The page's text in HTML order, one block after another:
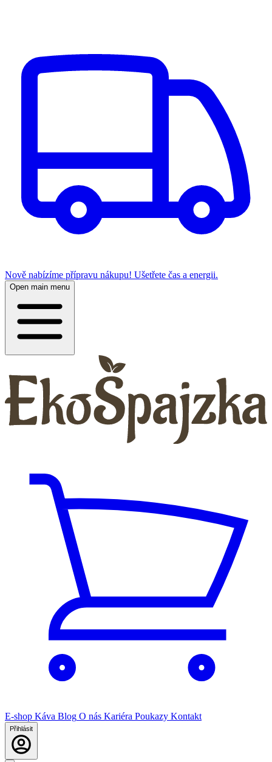
Nově nabízíme přípravu nákupu! Ušetřete čas a energii.
Open main menu
E-shop Káva Blog O nás Kariéra Poukazy Kontakt
Přihlásit